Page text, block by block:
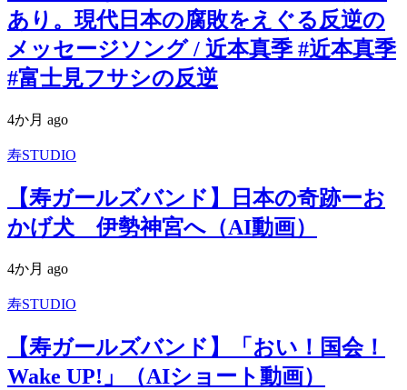
あり。現代日本の腐敗をえぐる反逆の
メッセージソング / 近本真季 #近本真季
#富士見フサシの反逆
4か月 ago
寿STUDIO
【寿ガールズバンド】日本の奇跡ーお
かげ犬 伊勢神宮へ（AI動画）
4か月 ago
寿STUDIO
【寿ガールズバンド】「おい！国会！
Wake UP!」（AIショート動画）